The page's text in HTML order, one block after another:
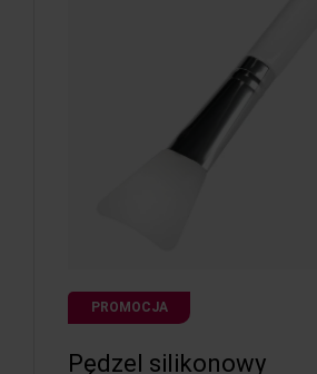
PROMOCJA
Pędzel silikonowy